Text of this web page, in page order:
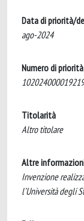
Data di priorità/
ago-2024
Numero di priorità
102024000019219
Titolarità
Altro titolare
Altre
Invenzione
l’Università degli